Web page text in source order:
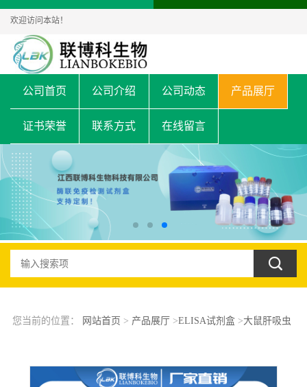
欢迎访问本站！
公司首页 公司介绍 公司动态 产品展厅
证书荣誉 联系方式 在线留言
您当前的位置： 网站首页 > 产品展厅 >ELISA试剂盒>大鼠肝吸虫